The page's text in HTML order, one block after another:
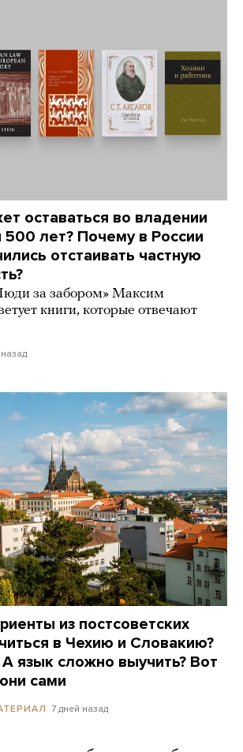
оставаться во владении
лет? Почему в России
отстаивать частную
за забором» Максим
книги, которые отвечают
из постсоветских
в Чехию и Словакию?
язык сложно выучить? Вот
сами
7 дней назад